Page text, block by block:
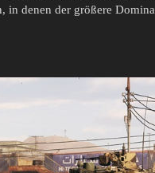
in denen der größere